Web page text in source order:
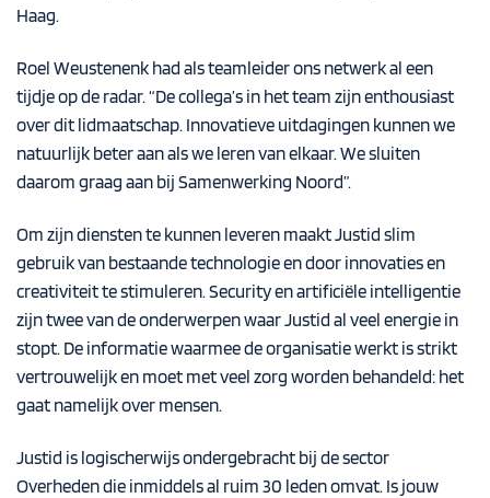
Haag.
Roel Weustenenk had als teamleider ons netwerk al een
tijdje op de radar. “De collega’s in het team zijn enthousiast
over dit lidmaatschap. Innovatieve uitdagingen kunnen we
natuurlijk beter aan als we leren van elkaar. We sluiten
daarom graag aan bij Samenwerking Noord”.
Om zijn diensten te kunnen leveren maakt Justid slim
gebruik van bestaande technologie en door innovaties en
creativiteit te stimuleren. Security en artificiële intelligentie
zijn twee van de onderwerpen waar Justid al veel energie in
stopt. De informatie waarmee de organisatie werkt is strikt
vertrouwelijk en moet met veel zorg worden behandeld: het
gaat namelijk over mensen.
Justid is logischerwijs ondergebracht bij de sector
Overheden die inmiddels al ruim 30 leden omvat. Is jouw